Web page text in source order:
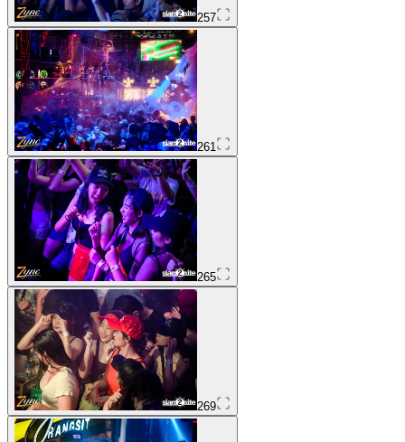
257
261
265
269